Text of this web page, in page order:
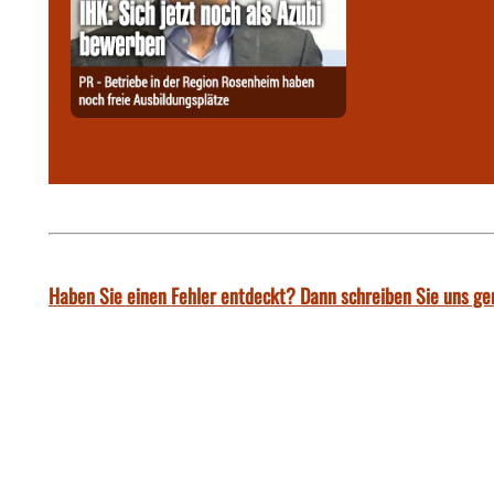
Haben Sie einen Fehler entdeckt? Dann schreiben Sie uns